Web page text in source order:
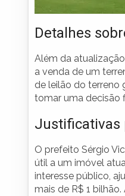
Detalhes
Além da
a venda de um
de leilão do terreno
tomar uma decisão
Justificativas
O prefeito Sérgio
útil a um imóvel
interesse público,
mais de R$ 1